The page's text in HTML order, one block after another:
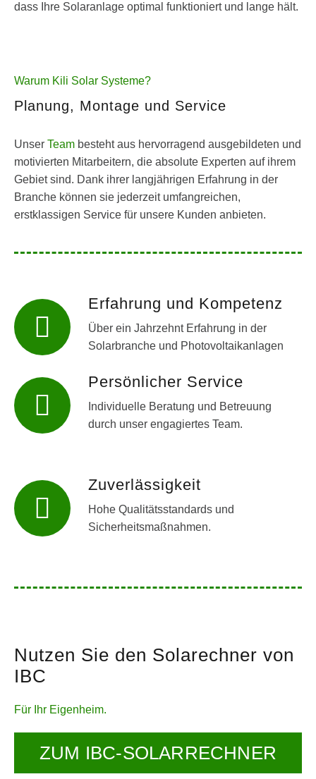
dass Ihre Solaranlage optimal funktioniert und lange hält.
Warum Kili Solar Systeme?
Planung, Montage und Service
Unser Team besteht aus hervorragend ausgebildeten und
motivierten Mitarbeitern, die absolute Experten auf ihrem
Gebiet sind. Dank ihrer langjährigen Erfahrung in der
Branche können sie jederzeit umfangreichen,
erstklassigen Service für unsere Kunden anbieten.
Erfahrung und Kompetenz
Über ein Jahrzehnt Erfahrung in der
Solarbranche und Photovoltaikanlagen
Persönlicher Service
Individuelle Beratung und Betreuung
durch unser engagiertes Team.
Zuverlässigkeit
Hohe Qualitätsstandards und
Sicherheitsmaßnahmen.
Nutzen Sie den Solarechner von
IBC
Für Ihr Eigenheim.
ZUM IBC-SOLARRECHNER